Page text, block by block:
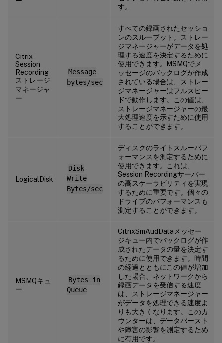
す。
Citrix
Session
Recording
ストレージ
マネージャ
ー
Message
bytes/sec
すべての録画されたセッショ
ンのスループット。ストレー
ジマネージャーがデータを処
理する速度を決定するために
使用できます。MSMQでメ
ッセージのバックログが作成
されている場合は、ストレー
ジマネージャーはフルスピー
ドで動作します。この値は、
ストレージマネージャーの最
大処理速度を示すために使用
することができます。
LogicalDisk
Disk
Write
Bytes/sec
ディスクのライトスルーパフ
ォーマンスを測定するために
使用できます。これは、
Session Recordingサーバー
の高スケーラビリティを実現
するために重要です。個々の
ドライブのパフォーマンスも
測定することができます。
MSMQキュ
ー
Bytes in
Queue
CitrixSmAudDataメッセー
ジキュー内でバックログが作
成されたデータの量を決定す
るために使用できます。時間
の経過とともにこの値が増加
した場合、ネットワークから
録画データを受信する速度
は、ストレージマネージャー
がデータを処理できる速度よ
りも大きくなります。このカ
ウンターは、データバースト
や障害の影響を測定するため
に有用です。